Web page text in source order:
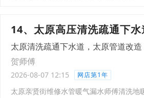
14、太原高压清洗疏通下
太原清洗疏通下水道，太原管道改
贺师傅
2026-08-07 12:15 网店第1年
太原亲贤街维修水管暖气漏水师傅清洗地